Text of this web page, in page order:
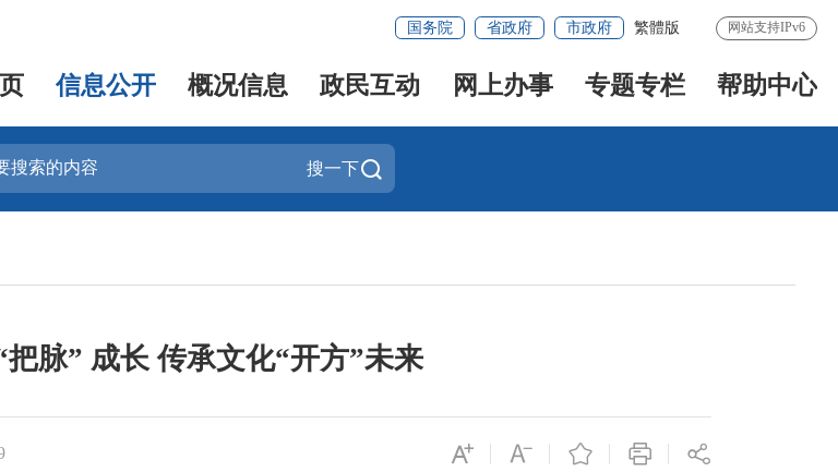
国务院 省政府 市政府 繁體版 网站支持IPv6
信息公开 概况信息 政民互动 网上办事 专题专栏 帮助中心
搜一下
脉” 成长 传承文化“开方”未来